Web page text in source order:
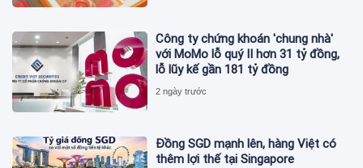
Công ty chứng khoán 'chung nhà'
với MoMo lỗ quý II hơn 31 tỷ đồng,
lỗ lũy kế gần 181 tỷ đồng
2 ngày trước
Đồng SGD mạnh lên, hàng Việt có
thêm lợi thế tại Singapore